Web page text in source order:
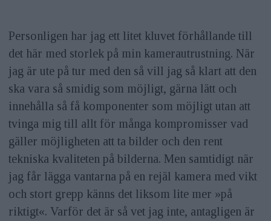
Personligen har jag ett litet kluvet förhållande till
det här med storlek på min kamerautrustning. När
jag är ute på tur med den så vill jag så klart att den
ska vara så smidig som möjligt, gärna lätt och
innehålla så få komponenter som möjligt utan att
tvinga mig till allt för många kompromisser vad
gäller möjligheten att ta bilder och den rent
tekniska kvaliteten på bilderna. Men samtidigt när
jag får lägga vantarna på en rejäl kamera med vikt
och stort grepp känns det liksom lite mer »på
riktigt«. Varför det är så vet jag inte, antagligen är